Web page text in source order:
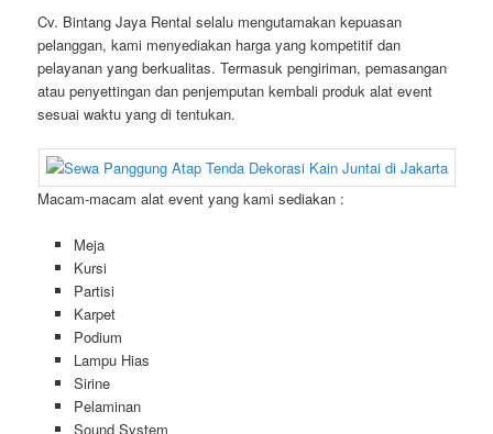
Cv. Bintang Jaya Rental selalu mengutamakan kepuasan
pelanggan, kami menyediakan harga yang kompetitif dan
pelayanan yang berkualitas. Termasuk pengiriman, pemasangan
atau penyettingan dan penjemputan kembali produk alat event
sesuai waktu yang di tentukan.
Macam-macam alat event yang kami sediakan :
Meja
Kursi
Partisi
Karpet
Podium
Lampu Hias
Sirine
Pelaminan
Sound System